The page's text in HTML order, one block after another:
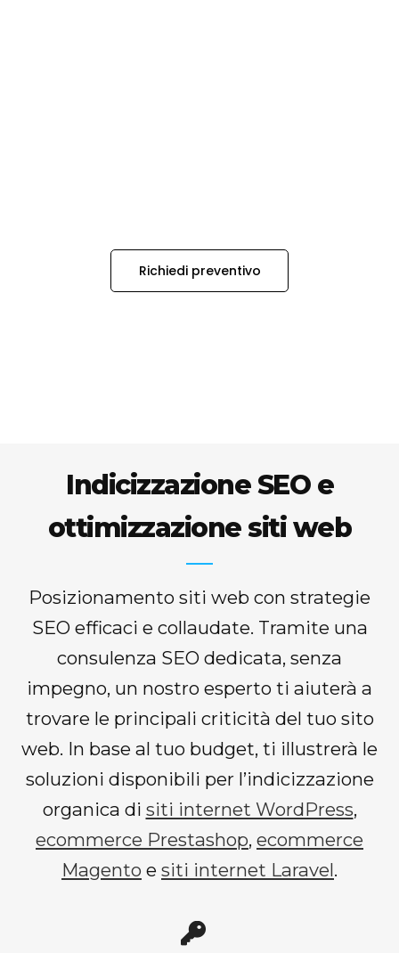
Richiedi preventivo
Indicizzazione SEO e
ottimizzazione siti web
Posizionamento siti web con strategie
SEO efficaci e collaudate. Tramite una
consulenza SEO dedicata, senza
impegno, un nostro esperto ti aiuterà a
trovare le principali criticità del tuo sito
web. In base al tuo budget, ti illustrerà le
soluzioni disponibili per l’indicizzazione
organica di siti internet WordPress,
ecommerce Prestashop, ecommerce
Magento e siti internet Laravel.